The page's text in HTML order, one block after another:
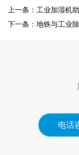
上一条：工业加湿机
下一条：地铁与工业
电话